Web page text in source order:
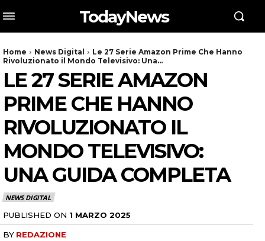
TodayNews
Home News Digital
Le 27 Serie Amazon Prime Che Hanno
Rivoluzionato il Mondo Televisivo: Una...
LE 27 SERIE AMAZON
PRIME CHE HANNO
RIVOLUZIONATO IL
MONDO TELEVISIVO:
UNA GUIDA COMPLETA
NEWS DIGITAL
PUBLISHED ON 1 MARZO 2025
BY REDAZIONE